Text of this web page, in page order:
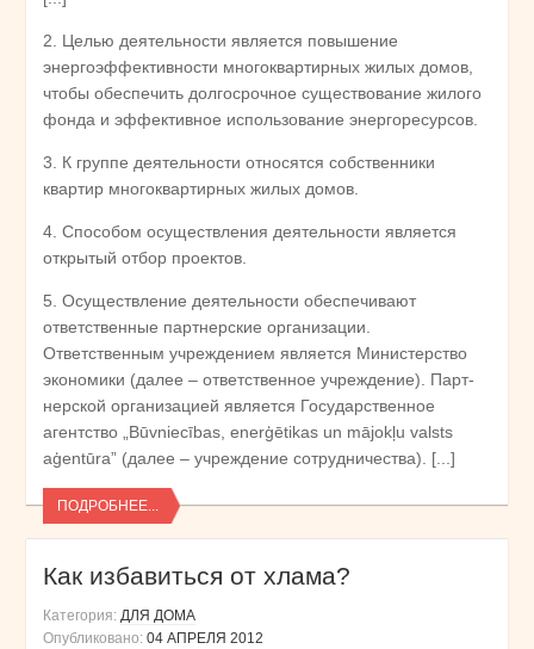
2. Целью деятельности является повышение
энергоэффективности многоквартирных жилых домов,
чтобы обеспечить долгосрочное существование жилого
фонда и эффективное использование энергоресурсов.
3. К группе деятельности относятся собственники
квартир многоквартирных жилых домов.
4. Способом осуществления деятельности является
открытый отбор проектов.
5. Осуществление деятельности обеспечивают
ответственные партнерские организации.
Ответственным учреждением является Министерство
экономики (далее – ответственное учреждение). Парт-
нерской организацией является Государственное
агентство „Būvniecības, enerģētikas un mājokļu valsts
aģentūra” (далее – учреждение сотрудничества). [...]
ПОДРОБНЕЕ...
Как избавиться от хлама?
Категория: ДЛЯ ДОМА
Опубликовано: 04 АПРЕЛЯ 2012